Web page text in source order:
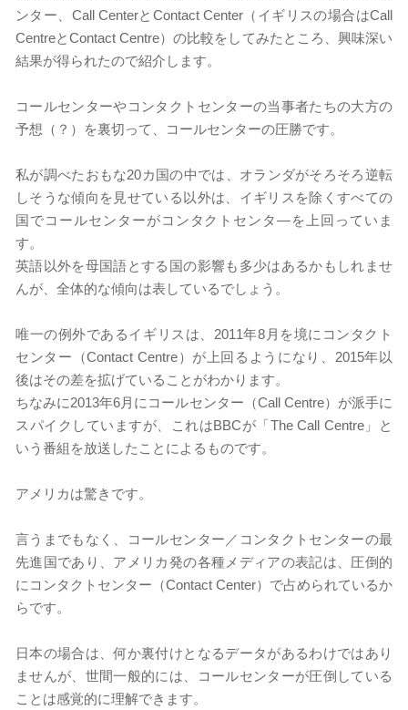
ンター、Call CenterとContact Center（イギリスの場合はCall
CentreとContact Centre）の比較をしてみたところ、興味深い
結果が得られたので紹介します。
コールセンターやコンタクトセンターの当事者たちの大方の
予想（？）を裏切って、コールセンターの圧勝です。
私が調べたおもな20カ国の中では、オランダがそろそろ逆転
しそうな傾向を見せている以外は、イギリスを除くすべての
国でコールセンターがコンタクトセンタ―を上回っていま
す。
英語以外を母国語とする国の影響も多少はあるかもしれませ
んが、全体的な傾向は表しているでしょう。
唯一の例外であるイギリスは、2011年8月を境にコンタクト
センター（Contact Centre）が上回るようになり、2015年以
後はその差を拡げていることがわかります。
ちなみに2013年6月にコールセンター（Call Centre）が派手に
スパイクしていますが、これはBBCが「The Call Centre」と
いう番組を放送したことによるものです。
アメリカは驚きです。
言うまでもなく、コールセンター／コンタクトセンターの最
先進国であり、アメリカ発の各種メディアの表記は、圧倒的
にコンタクトセンター（Contact Center）で占められているか
らです。
日本の場合は、何か裏付けとなるデータがあるわけではあり
ませんが、世間一般的には、コールセンターが圧倒している
ことは感覚的に理解できます。